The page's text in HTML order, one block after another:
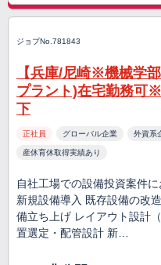
ジョブNo.781843
【兵庫/尼崎※機械学
プラント)在宅勤務可
下
正社員 グローバル企業 外資系
産休育休取得実績あり
自社工場での設備投資案件
新規設備導入 既存設備の改
備立ち上げ レイアウト設計
置選定・配管設計 新…